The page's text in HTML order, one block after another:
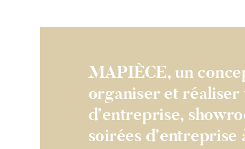
MAPIÈCE, un
organiser et réaliser
d’entreprise,
soirées d’entreprise